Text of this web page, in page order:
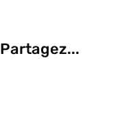
Partagez...